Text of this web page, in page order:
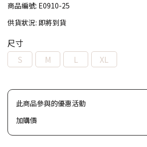
商品編號: E0910-25
供貨狀況: 即將到貨
尺寸
S
M L XL
此商品參與的優惠活動
加購價